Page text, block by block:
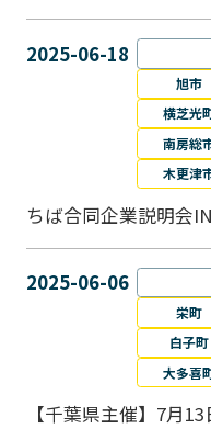
2025-06-18
旭市
横芝光
南房総
木更津
ちば合同企業説明会
2025-06-06
栄町
白子町
大多喜
【千葉県主催】7月